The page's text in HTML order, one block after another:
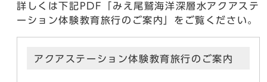
詳しくは下記PDF「みえ尾鷲海洋深層水アクアステ
ーション体験教育旅行のご案内」をご覧ください。
アクアステーション体験教育旅行のご案内